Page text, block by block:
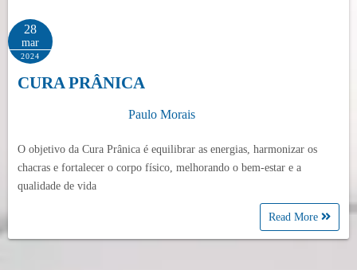
28
mar
2024
CURA PRÂNICA
Paulo Morais
O objetivo da Cura Prânica é equilibrar as energias, harmonizar os
chacras e fortalecer o corpo físico, melhorando o bem-estar e a
qualidade de vida
Read More